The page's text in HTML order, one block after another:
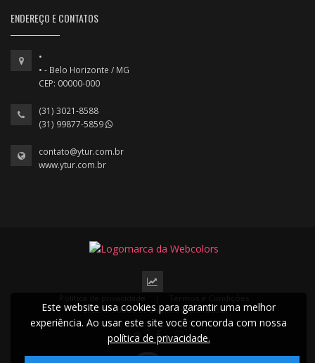
ENDEREÇO E CONTATOS
•
• - Belo Horizonte / MG
CEP: 00000-000
(31) 3021-8588
(31) 99877-5859
contato@ytur.com.br
www.ytur.com.br
2022 © Todos os direitos reservados.
Este website usa cookies para garantir uma melhor
experiência. Ao usar este site você concorda com nossa
política de privacidade.